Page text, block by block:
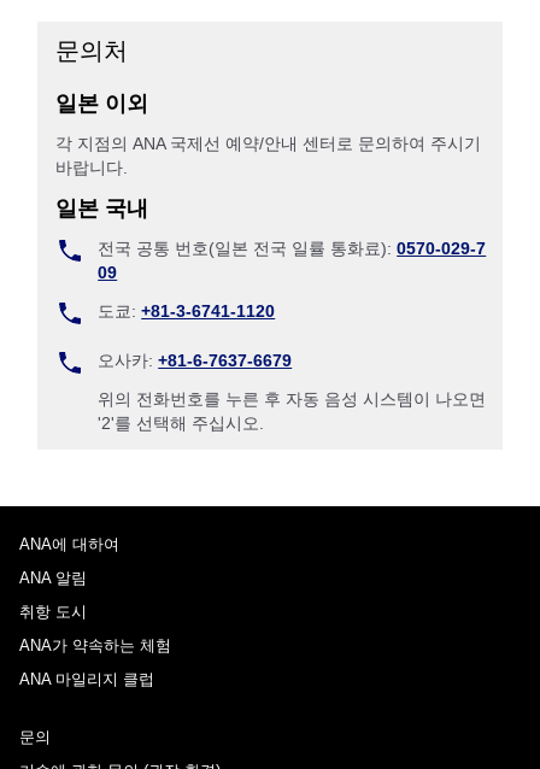
문의처
일본 이외
각 지점의 ANA 국제선 예약/안내 센터로 문의하여 주시기
바랍니다.
일본 국내
전국 공통 번호(일본 전국 일률 통화료):0570-029-7
09
도쿄:+81-3-6741-1120
오사카:+81-6-7637-6679
위의 전화번호를 누른 후 자동 음성 시스템이 나오면
'2'를 선택해 주십시오.
ANA에 대하여
ANA 알림
취항 도시
ANA가 약속하는 체험
ANA 마일리지 클럽
문의